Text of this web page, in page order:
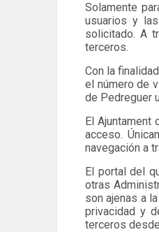
Solamente
usuarios y
solicitado. A
terceros.
Con la
el número de
de Pedreguer
El Ajuntament
acceso.
navegación a
El portal del
otras
son ajenas a
privacidad y
terceros